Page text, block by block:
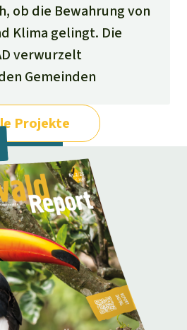
ob die Bewahrung von
Klima gelingt. Die
verwurzelt
Gemeinden
Projekte